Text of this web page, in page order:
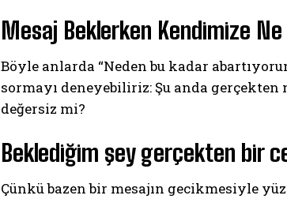
Mesaj Beklerken Kendimize
Böyle anlarda “Neden bu kadar
sormayı deneyebiliriz: Şu anda gerçekten
değersiz mi?
Beklediğim şey gerçekten bir
Çünkü bazen bir mesajın gecikmesiyle